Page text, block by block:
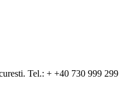
Tel.: + +40 730 999 299